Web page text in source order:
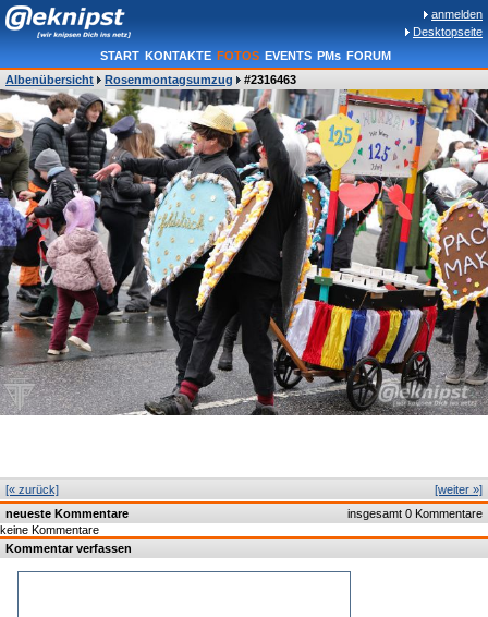
anmelden
Desktopseite
START KONTAKTE FOTOS EVENTS PMs FORUM
Albenübersicht
Rosenmontagsumzug #2316463
[weiter »]
[« zurück]
insgesamt 0 Kommentare
neueste Kommentare
keine Kommentare
Kommentar verfassen